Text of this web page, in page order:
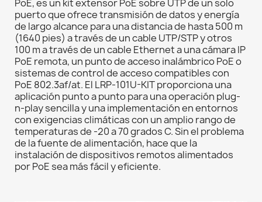
PoE, es un kit extensor PoE sobre UTP de un solo
puerto que ofrece transmisión de datos y energía
de largo alcance para una distancia de hasta 500 m
(1640 pies) a través de un cable UTP/STP y otros
100 m a través de un cable Ethernet a una cámara IP
PoE remota, un punto de acceso inalámbrico PoE o
sistemas de control de acceso compatibles con
PoE 802.3af/at. El LRP-101U-KIT proporciona una
aplicación punto a punto para una operación plug-
n-play sencilla y una implementación en entornos
con exigencias climáticas con un amplio rango de
temperaturas de -20 a 70 grados C. Sin el problema
de la fuente de alimentación, hace que la
instalación de dispositivos remotos alimentados
por PoE sea más fácil y eficiente.